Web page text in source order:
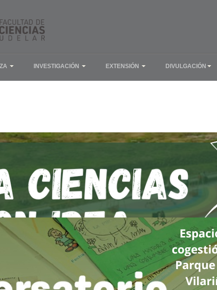
INVESTIGACIÓN EXTENSIÓN DIVULGACIÓN